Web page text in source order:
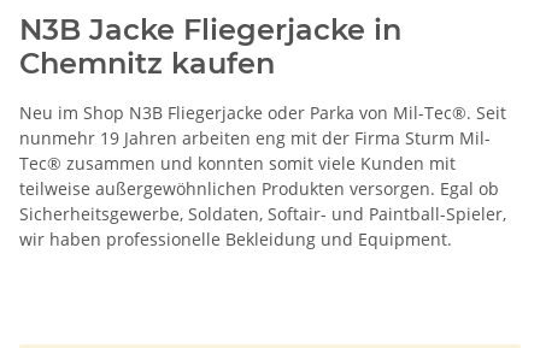
N3B Jacke Fliegerjacke in
Chemnitz kaufen
Neu im Shop N3B Fliegerjacke oder Parka von Mil-Tec®. Seit
nunmehr 19 Jahren arbeiten eng mit der Firma Sturm Mil-
Tec® zusammen und konnten somit viele Kunden mit
teilweise außergewöhnlichen Produkten versorgen. Egal ob
Sicherheitsgewerbe, Soldaten, Softair- und Paintball-Spieler,
wir haben professionelle Bekleidung und Equipment.